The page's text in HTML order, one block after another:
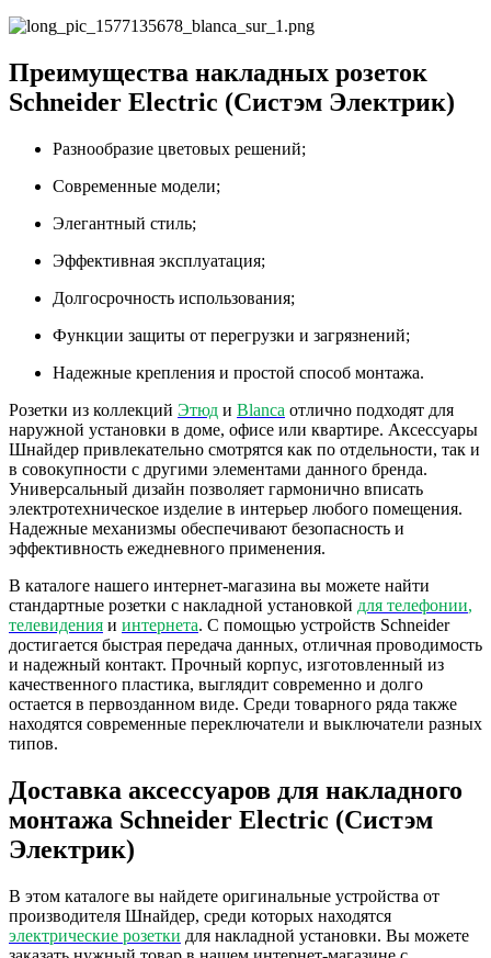
Преимущества накладных розеток
Schneider Electric (Систэм Электрик)
Разнообразие цветовых решений;
Современные модели;
Элегантный стиль;
Эффективная эксплуатация;
Долгосрочность использования;
Функции защиты от перегрузки и загрязнений;
Надежные крепления и простой способ монтажа.
Розетки из коллекций Этюд и Blanca отлично подходят для
наружной установки в доме, офисе или квартире. Аксессуары
Шнайдер привлекательно смотрятся как по отдельности, так и
в совокупности с другими элементами данного бренда.
Универсальный дизайн позволяет гармонично вписать
электротехническое изделие в интерьер любого помещения.
Надежные механизмы обеспечивают безопасность и
эффективность ежедневного применения.
В каталоге нашего интернет-магазина вы можете найти
стандартные розетки с накладной установкой для телефонии,
телевидения и интернета. С помощью устройств Schneider
достигается быстрая передача данных, отличная проводимость
и надежный контакт. Прочный корпус, изготовленный из
качественного пластика, выглядит современно и долго
остается в первозданном виде. Среди товарного ряда также
находятся современные переключатели и выключатели разных
типов.
Доставка аксессуаров для накладного
монтажа Schneider Electric (Систэм
Электрик)
В этом каталоге вы найдете оригинальные устройства от
производителя Шнайдер, среди которых находятся
электрические розетки для накладной установки. Вы можете